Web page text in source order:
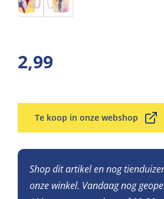
2,99
Te koop in onze webshop
Shop dit artikel en nog
onze winkel. Vandaag nog